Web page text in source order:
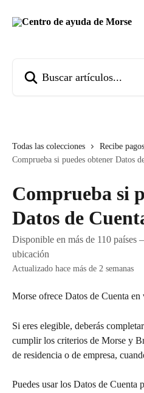
Todas las colecciones
Recibe
Comprueba si puedes obtener Datos
Comprueba si
Datos de
Disponible en más de 110 países
ubicación
Actualizado hace más de 2 semanas
Morse ofrece Datos de Cuenta en
Si eres elegible, deberás
cumplir los criterios de Morse y
de residencia o de empresa,
Puedes usar los Datos de Cuenta